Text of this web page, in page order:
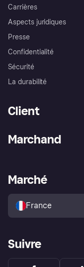
Carrières
Aspects juridiques
Presse
Confidentialité
Sécurité
La durabilité
Client
Explorez les magasins
Politique de protection
l’acheteur Klarna
Marchand
Portail Marchand
Marché
France
Suivre